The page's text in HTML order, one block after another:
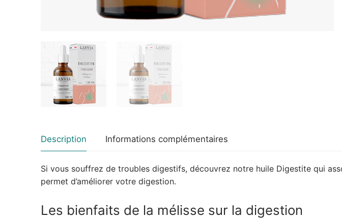
Description Informations complémentaires
Si vous souffrez de troubles digestifs, découvrez notre huile Digestite qui
permet d’améliorer votre digestion.
Les bienfaits de la mélisse sur la digestion